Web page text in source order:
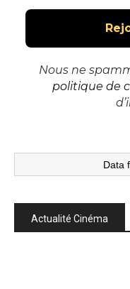
Nous ne
politique de
Data
Actualité Cinéma